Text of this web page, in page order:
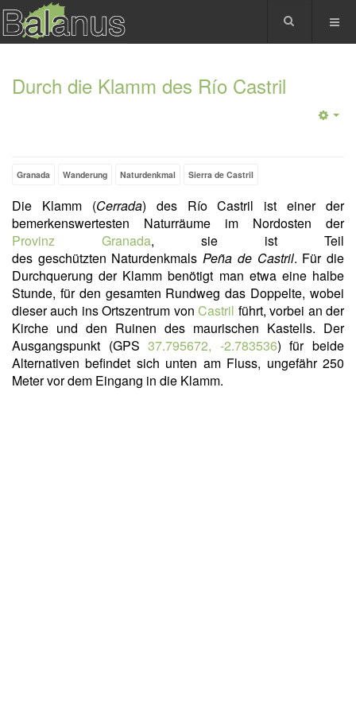
Durch die Klamm des Río Castril
Granada Wanderung Naturdenkmal Sierra de Castril
Die Klamm (Cerrada) des Río Castril ist einer der
bemerkenswertesten Naturräume im Nordosten der
Provinz Granada, sie ist Teil
des geschützten NaturdenkmalsPeña de Castril. Für die
Durchquerung der Klamm benötigt man etwa eine halbe
Stunde, für den gesamten Rundweg das Doppelte, wobei
dieser auch ins Ortszentrum vonCastril führt, vorbei an der
Kirche und den Ruinen des maurischen Kastells. Der
Ausgangspunkt (GPS37.795672, -2.783536) für beide
Alternativen befindet sich unten am Fluss, ungefähr 250
Meter vor dem Eingang in die Klamm.